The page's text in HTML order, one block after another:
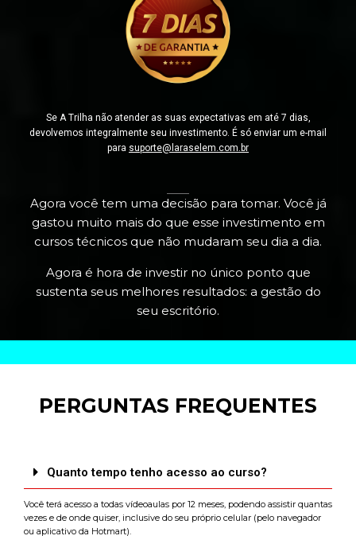
Se A Trilha não atender as suas expectativas em até 7 dias,
devolvemos integralmente seu investimento. É só enviar um e-mail
para suporte@laraselem.com.br
Agora você tem uma decisão para tomar. Você já
gastou muito mais do que esse investimento em
cursos técnicos que não mudaram seu dia a dia.
Agora é hora de investir no único ponto que
sustenta seus melhores resultados: a gestão do
seu escritório.
PERGUNTAS FREQUENTES
Quanto tempo tenho acesso ao curso?
Você terá acesso a todas vídeoaulas por 12 meses, podendo assistir quantas
vezes e de onde quiser, inclusive do seu próprio celular (pelo navegador
ou aplicativo da Hotmart).